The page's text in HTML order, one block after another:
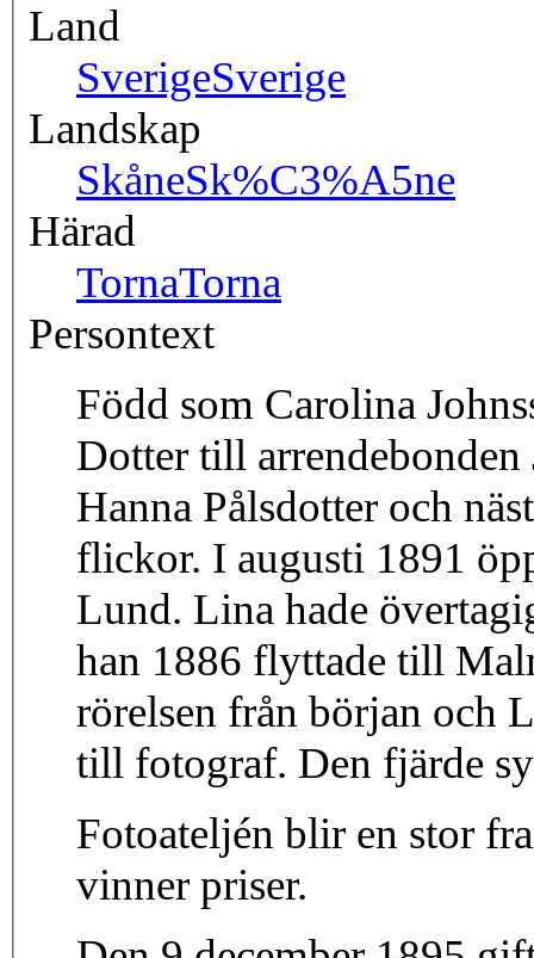
Land
SverigeSverige
Landskap
SkåneSk%C3%A5ne
Härad
TornaTorna
Persontext
Född som Carolina
Dotter till arrendebonden
Hanna Pålsdotter och
flickor. I augusti 1891
Lund. Lina hade
han 1886 flyttade till
rörelsen från början och
till fotograf. Den fjärde
Fotoateljén blir en stor
vinner priser.